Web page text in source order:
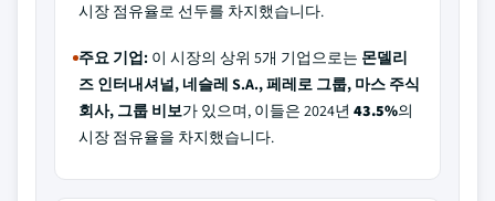
시장 점유율로 선두를 차지했습니다.
주요 기업: 이 시장의 상위 5개 기업으로는 몬델리
즈 인터내셔널, 네슬레 S.A., 페레로 그룹, 마스 주식
회사, 그룹 비보가 있으며, 이들은 2024년 43.5%의
시장 점유율을 차지했습니다.